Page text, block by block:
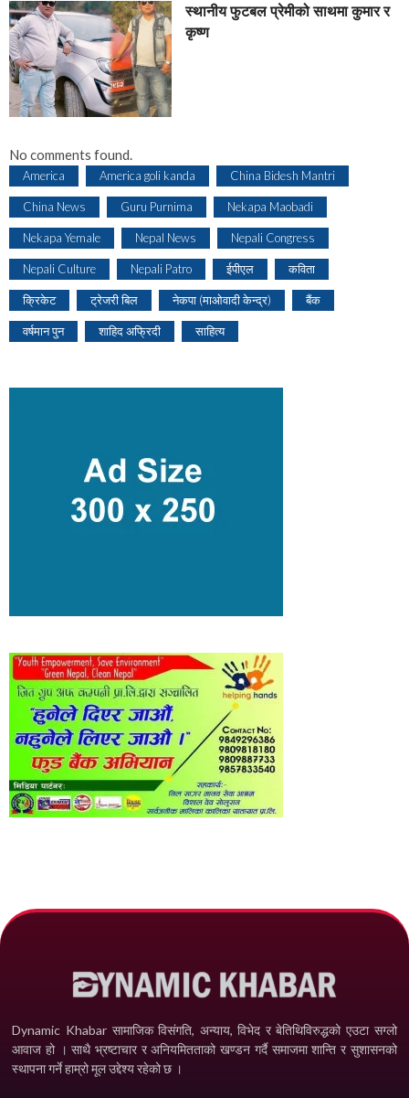
स्थानीय फुटबल प्रेमीको साथमा कुमार र
कृष्ण
No comments found.
America America goli kanda China Bidesh Mantri
China News Guru Purnima Nekapa Maobadi
Nekapa Yemale Nepal News Nepali Congress
Nepali Culture Nepali Patro ईपीएल कविता
क्रिकेट ट्रेजरी बिल नेकपा (माओवादी केन्द्र) बैंक
वर्षमान पुन शाहिद अफ्रिदी साहित्य
Dynamic Khabar सामाजिक विसंगति, अन्याय, विभेद­ र बेतिथिविरुद्धको एउटा सग्लो
आवाज हो । साथै भ्रष्टाचार र अनियमितताको खण्डन गर्दै समाजमा शान्ति र सुशासनको
स्थापना गर्ने हाम्रो मूल उद्देश्य रहेको छ ।